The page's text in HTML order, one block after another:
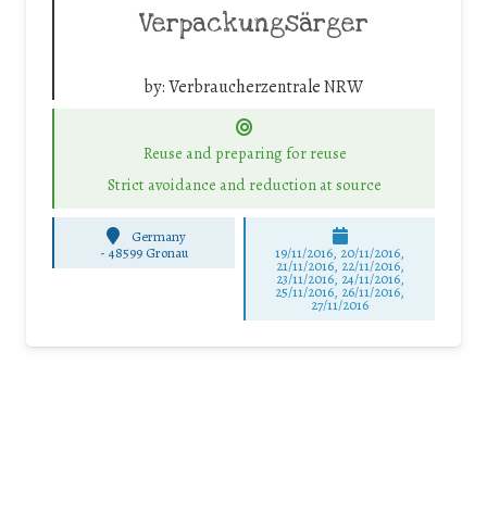
Verpackungsärger
by:Verbraucherzentrale NRW
Reuse and preparing for reuse
Strict avoidance and reduction at source
Germany
-48599 Gronau 19/11/2016, 20/11/2016,
21/11/2016, 22/11/2016,
23/11/2016, 24/11/2016,
25/11/2016, 26/11/2016,
27/11/2016